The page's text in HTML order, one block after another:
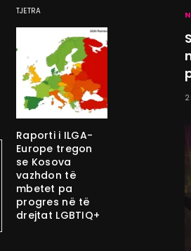
TJETRA
Raporti i ILGA-
Europe tregon
se Kosova
vazhdon të
mbetet pa
progres në të
drejtat LGBTIQ+